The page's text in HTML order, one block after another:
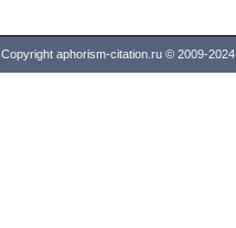
Copyright aphorism-citation.ru © 2009-2024